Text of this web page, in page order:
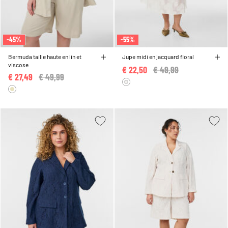
-45%
Bermuda taille haute en lin et
viscose
Price reduced from
€ 49,99
€ 27,49
-55%
Jupe midi en jacquard floral
Price reduced from
€ 49,99
€ 22,50